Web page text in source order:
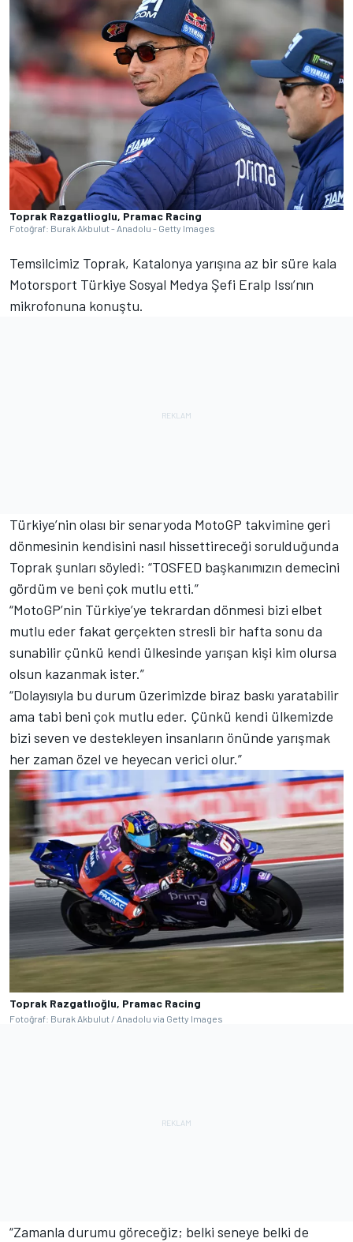
Toprak Razgatlioglu, Pramac Racing
Fotoğraf: Burak Akbulut - Anadolu - Getty Images
Temsilcimiz Toprak, Katalonya yarışına az bir süre kala
Motorsport Türkiye Sosyal Medya Şefi Eralp Issı’nın
mikrofonuna konuştu.
Türkiye’nin olası bir senaryoda MotoGP takvimine geri
dönmesinin kendisini nasıl hissettireceği sorulduğunda
Toprak şunları söyledi: “TOSFED başkanımızın demecini
gördüm ve beni çok mutlu etti.”
“MotoGP’nin Türkiye’ye tekrardan dönmesi bizi elbet
mutlu eder fakat gerçekten stresli bir hafta sonu da
sunabilir çünkü kendi ülkesinde yarışan kişi kim olursa
olsun kazanmak ister.”
“Dolayısıyla bu durum üzerimizde biraz baskı yaratabilir
ama tabi beni çok mutlu eder. Çünkü kendi ülkemizde
bizi seven ve destekleyen insanların önünde yarışmak
her zaman özel ve heyecan verici olur.”
Toprak Razgatlıoğlu, Pramac Racing
Fotoğraf: Burak Akbulut / Anadolu via Getty Images
“Zamanla durumu göreceğiz; belki seneye belki de